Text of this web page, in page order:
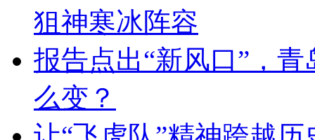
狙神寒冰阵容
报告点出“新风口”，
么变？